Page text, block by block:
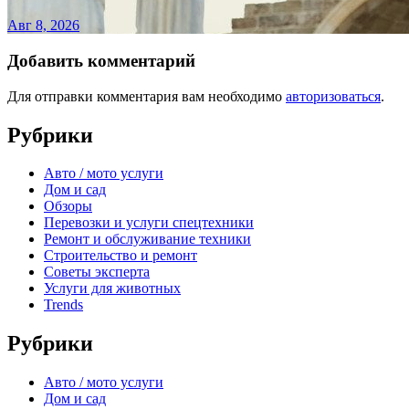
Авг 8, 2026
Добавить комментарий
Для отправки комментария вам необходимо авторизоваться.
Рубрики
Авто / мото услуги
Дом и сад
Обзоры
Перевозки и услуги спецтехники
Ремонт и обслуживание техники
Строительство и ремонт
Советы эксперта
Услуги для животных
Trends
Рубрики
Авто / мото услуги
Дом и сад